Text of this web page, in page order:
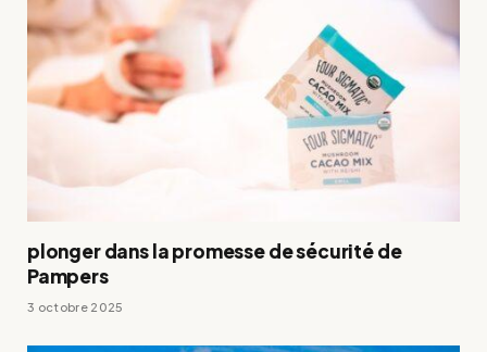
plonger dans la promesse de sécurité de
Pampers
3 octobre 2025